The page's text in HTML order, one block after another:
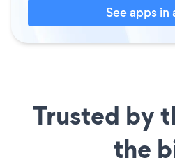
See apps in
Trusted by
the